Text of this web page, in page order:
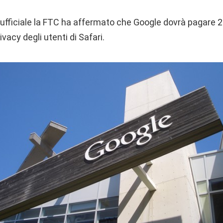
la FTC ha affermato che Google dovrà pagare
degli utenti di Safari.